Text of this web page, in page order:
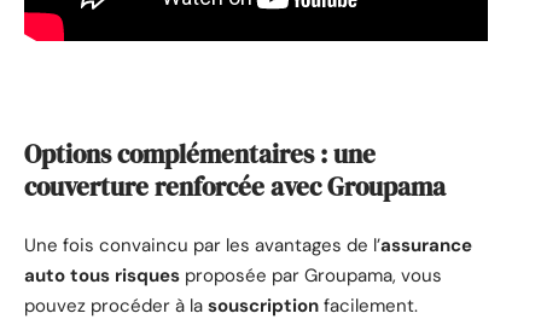
Options complémentaires : une
couverture renforcée avec Groupama
Une fois convaincu par les avantages de l’assurance
auto tous risques proposée par Groupama, vous
pouvez procéder à la souscription facilement.